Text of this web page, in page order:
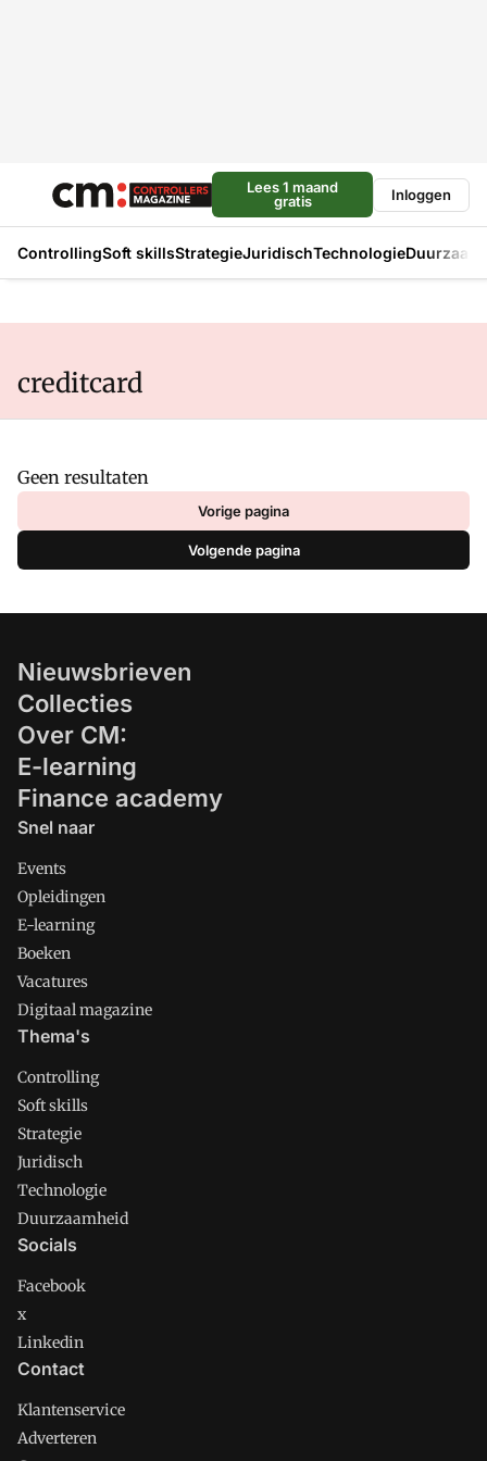
Lees 1 maand
gratis
Inloggen
ControllingSoft skillsStrategieJuridischTechnologie
creditcard
Geen resultaten
Vorige pagina
Volgende pagina
Nieuwsbrieven
Collecties
Over CM:
E-learning
Finance academy
Snel naar
Events
Opleidingen
E-learning
Boeken
Vacatures
Digitaal magazine
Thema's
Controlling
Soft skills
Strategie
Juridisch
Technologie
Duurzaamheid
Socials
Facebook
x
Linkedin
Contact
Klantenservice
Adverteren